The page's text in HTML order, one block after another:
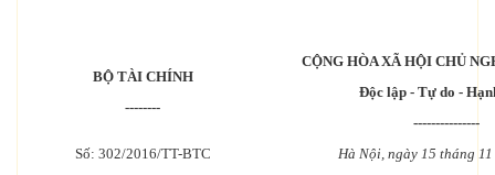
BỘ TÀI CHÍNH
--------
CỘNG HÒA XÃ HỘI CHỦ
Độc lập - Tự do -
---------------
Số: 302/2016/TT-BTC
Hà Nội, ngày 15 tháng